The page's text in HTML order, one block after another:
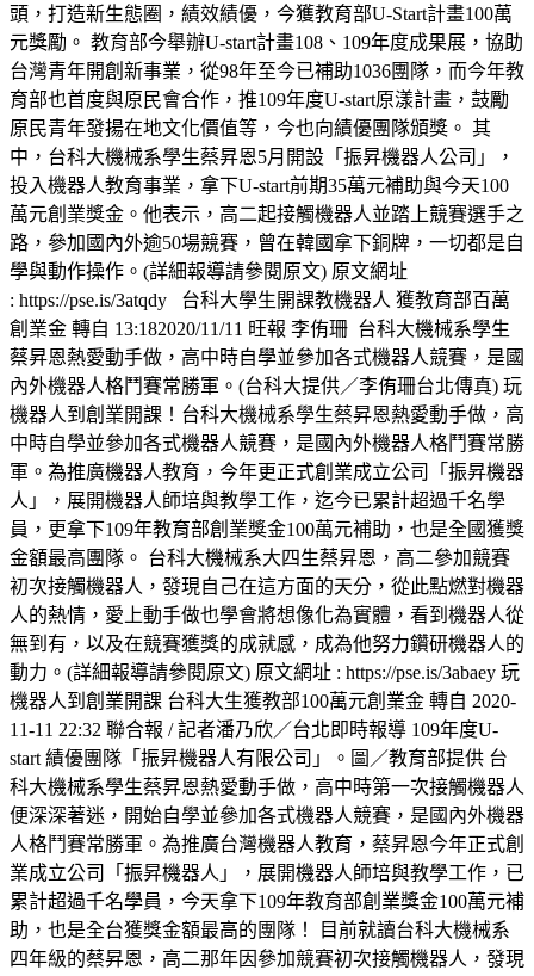
頭，打造新生態圈，績效績優，今獲教育部U-Start計畫100萬
元獎勵。 教育部今舉辦U-start計畫108、109年度成果展，協助
台灣青年開創新事業，從98年至今已補助1036團隊，而今年教
育部也首度與原民會合作，推109年度U-start原漾計畫，鼓勵
原民青年發揚在地文化價值等，今也向績優團隊頒獎。 其
中，台科大機械系學生蔡昇恩5月開設「振昇機器人公司」，
投入機器人教育事業，拿下U-start前期35萬元補助與今天100
萬元創業獎金。他表示，高二起接觸機器人並踏上競賽選手之
路，參加國內外逾50場競賽，曾在韓國拿下銅牌，一切都是自
學與動作操作。(詳細報導請參閱原文) 原文網址
: https://pse.is/3atqdy 台科大學生開課教機器人 獲教育部百萬
創業金 轉自 13:182020/11/11 旺報 李侑珊 ​ 台科大機械系學生
蔡昇恩熱愛動手做，高中時自學並參加各式機器人競賽，是國
內外機器人格鬥賽常勝軍。(台科大提供／李侑珊台北傳真) 玩
機器人到創業開課！台科大機械系學生蔡昇恩熱愛動手做，高
中時自學並參加各式機器人競賽，是國內外機器人格鬥賽常勝
軍。為推廣機器人教育，今年更正式創業成立公司「振昇機器
人」，展開機器人師培與教學工作，迄今已累計超過千名學
員，更拿下109年教育部創業獎金100萬元補助，也是全國獲獎
金額最高團隊。 台科大機械系大四生蔡昇恩，高二參加競賽
初次接觸機器人，發現自己在這方面的天分，從此點燃對機器
人的熱情，愛上動手做也學會將想像化為實體，看到機器人從
無到有，以及在競賽獲獎的成就感，成為他努力鑽研機器人的
動力。(詳細報導請參閱原文) 原文網址 : https://pse.is/3abaey 玩
機器人到創業開課 台科大生獲教部100萬元創業金 轉自 2020-
11-11 22:32 聯合報 / 記者潘乃欣／台北即時報導 109年度U-
start 績優團隊「振昇機器人有限公司」。圖／教育部提供 台
科大機械系學生蔡昇恩熱愛動手做，高中時第一次接觸機器人
便深深著迷，開始自學並參加各式機器人競賽，是國內外機器
人格鬥賽常勝軍。為推廣台灣機器人教育，蔡昇恩今年正式創
業成立公司「振昇機器人」，展開機器人師培與教學工作，已
累計超過千名學員，今天拿下109年教育部創業獎金100萬元補
助，也是全台獲獎金額最高的團隊！ 目前就讀台科大機械系
四年級的蔡昇恩，高二那年因參加競賽初次接觸機器人，發現